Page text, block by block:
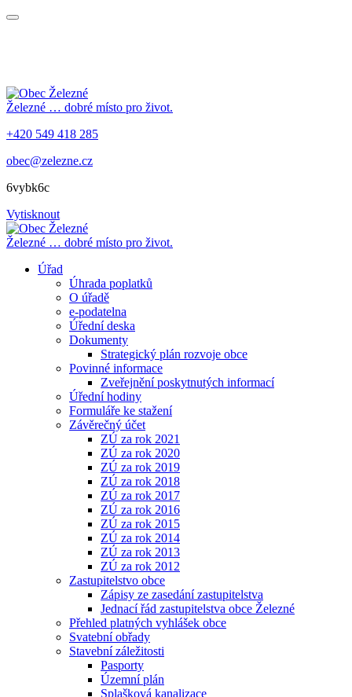
Železné … dobré místo pro život.
+420 549 418 285
obec@zelezne.cz
6vybk6c
Vytisknout
Železné … dobré místo pro život.
Úřad
Úhrada poplatků
O úřadě
e-podatelna
Úřední deska
Dokumenty
Strategický plán rozvoje obce
Povinné informace
Zveřejnění poskytnutých informací
Úřední hodiny
Formuláře ke stažení
Závěrečný účet
ZÚ za rok 2021
ZÚ za rok 2020
ZÚ za rok 2019
ZÚ za rok 2018
ZÚ za rok 2017
ZÚ za rok 2016
ZÚ za rok 2015
ZÚ za rok 2014
ZÚ za rok 2013
ZÚ za rok 2012
Zastupitelstvo obce
Zápisy ze zasedání zastupitelstva
Jednací řád zastupitelstva obce Železné
Přehled platných vyhlášek obce
Svatební obřady
Stavební záležitosti
Pasporty
Územní plán
Splašková kanalizace